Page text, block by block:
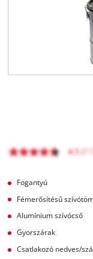
Fogantyú
Fémerősítésű
Alumínium szívócső
Gyorszárak
Csatlakozó nedves/